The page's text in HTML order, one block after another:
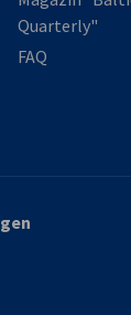
Quarterly"
FAQ